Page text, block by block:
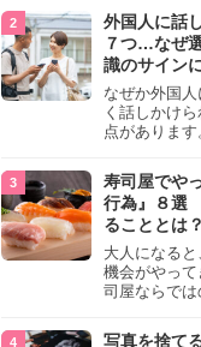
わいが異な
料理ですが
うっすらピ
のと気になる
記事では生
かを確認す
るときの注意
参考にしてみ
外国人に話
７つ…なぜ
識のサイン
なぜか外国
く話しかけ
点がありま
けても大丈夫
しています。
や、英語が
法、自分を守
く解説します
寿司屋でや
行為』８選
ることとは？
大人になる
機会がやっ
司屋ならで
らためて寿
写真を捨て